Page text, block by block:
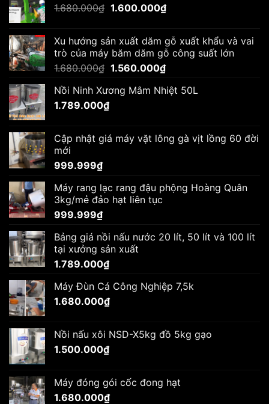
1.680.000₫ Giá
1.680.000₫.
1.600.000₫Giá
là:
1.600.000₫.
Xu hướng sản xuất dăm gỗ xuất khẩu và vai
trò của máy băm dăm gỗ công suất lớn
1.680.000₫ Giá
là:
1.560.000₫Giá
tại
Nồi Ninh Xương Mâm Nhiệt 50L
1.789.000₫
Cập nhật giá máy vặt lông gà vịt lồng 60 đời
mới
999.999₫
Máy rang lạc rang đậu phộng Hoàng Quân
3kg/mẻ đảo hạt liên tục
999.999₫
Bảng giá nồi nấu nước 20 lít, 50 lít và 100 lít
tại xưởng sản xuất
1.789.000₫
Máy Đùn Cá Công Nghiệp 7,5k
1.680.000₫
Nồi nấu xôi NSD-X5kg đồ 5kg gạo
1.500.000₫
Máy đóng gói cốc đong hạt
1.680.000₫